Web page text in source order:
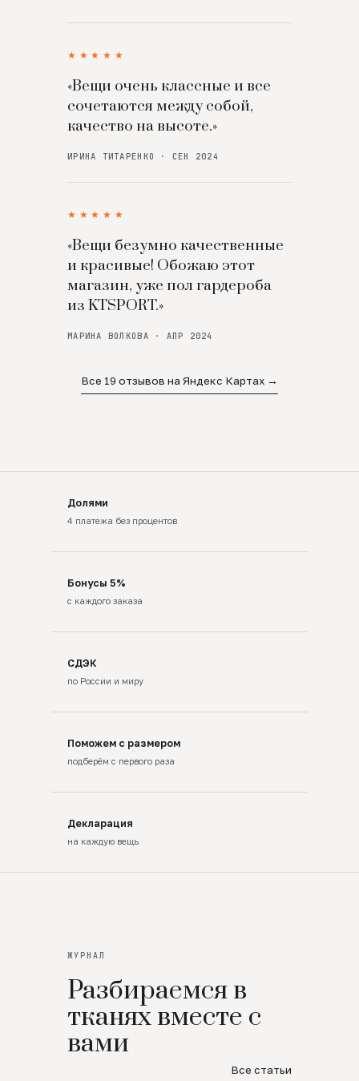
★★★★★
«Вещи очень классные и все
сочетаются между собой,
качество на высоте.»
ИРИНА ТИТАРЕНКО · СЕН 2024
★★★★★
«Вещи безумно качественные
и красивые! Обожаю этот
магазин, уже пол гардероба
из KTSPORT.»
МАРИНА ВОЛКОВА · АПР 2024
Все 19 отзывов на Яндекс Картах →
Долями
4 платежа без процентов
Бонусы 5%
с каждого заказа
СДЭК
по России и миру
Поможем с размером
подберём с первого раза
Декларация
на каждую вещь
ЖУРНАЛ
Разбираемся в
тканях вместе с
вами
Все статьи